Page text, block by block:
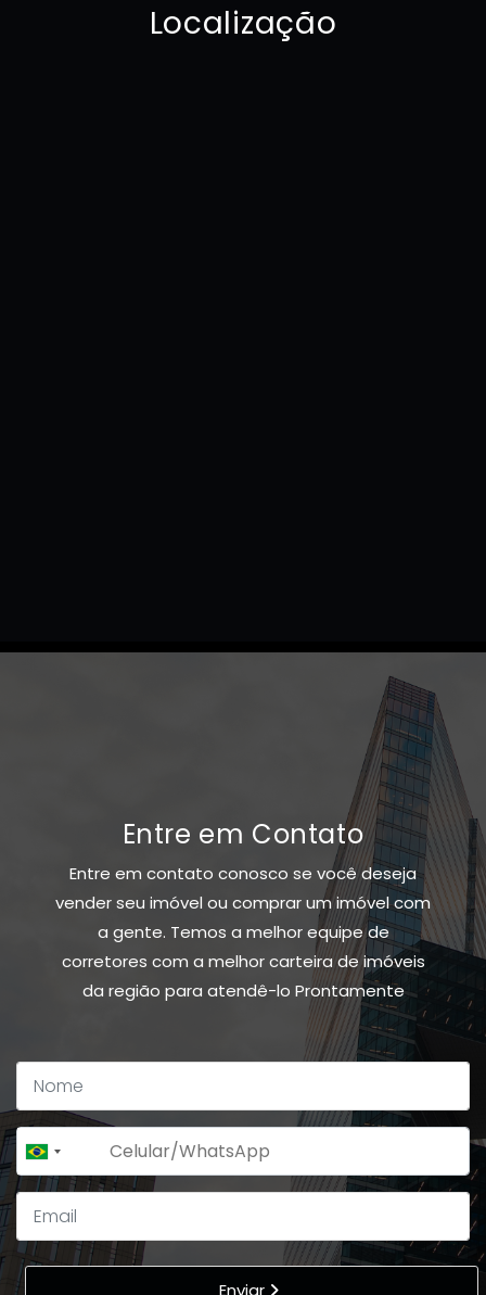
Localização
Entre em Contato
Entre em contato conosco se você deseja
vender seu imóvel ou comprar um imóvel com
a gente. Temos a melhor equipe de
corretores com a melhor carteira de imóveis
da região para atendê-lo Prontamente
Brazil
+55